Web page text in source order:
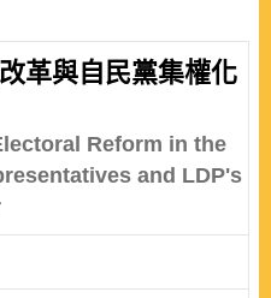
革與自民黨集權化
Reform in the
and LDP's